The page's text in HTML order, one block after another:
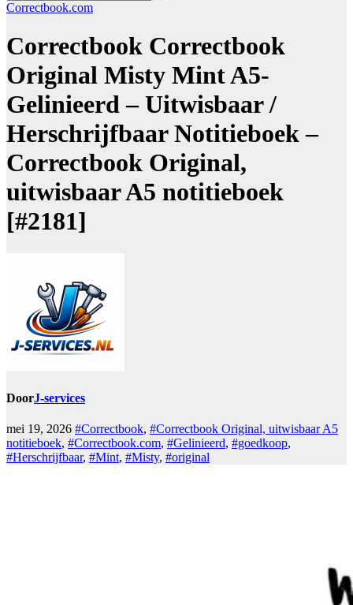
Correctbook.com
Correctbook Correctbook
Original Misty Mint A5-
Gelinieerd – Uitwisbaar /
Herschrijfbaar Notitieboek –
Correctbook Original,
uitwisbaar A5 notitieboek
[#2181]
DoorJ-services
mei 19, 2026 #Correctbook, #Correctbook Original, uitwisbaar A5
notitieboek, #Correctbook.com, #Gelinieerd, #goedkoop,
#Herschrijfbaar, #Mint, #Misty, #original